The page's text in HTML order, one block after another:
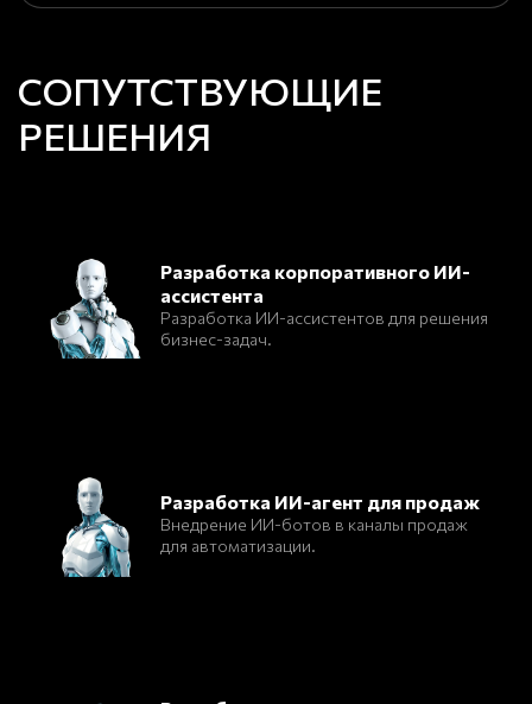
СОПУТСТВУЮЩИЕ
РЕШЕНИЯ
Разработка корпоративного ИИ-
ассистента
Разработка ИИ-ассистентов для решения
бизнес-задач.
Разработка ИИ-агент для продаж
Внедрение ИИ-ботов в каналы продаж
для автоматизации.